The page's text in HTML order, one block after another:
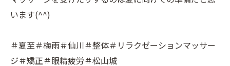
います(^^)
＃夏至＃梅雨＃仙川＃整体＃リラクゼーションマッサー
ジ＃矯正＃眼精疲労＃松山城